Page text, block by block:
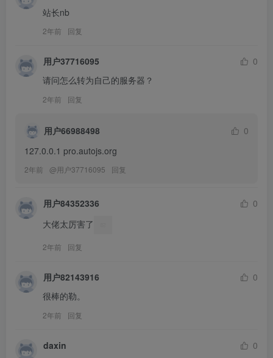
站长nb
2年前 回复
用户37716095
0
请问怎么转为自己的服务器？
2年前 回复
用户66988498
0
127.0.0.1 pro.autojs.org
2年前 @用户37716095 回复
用户84352336
0
大佬太厉害了
2年前 回复
用户82143916
0
很棒的勒。
2年前 回复
daxin
0